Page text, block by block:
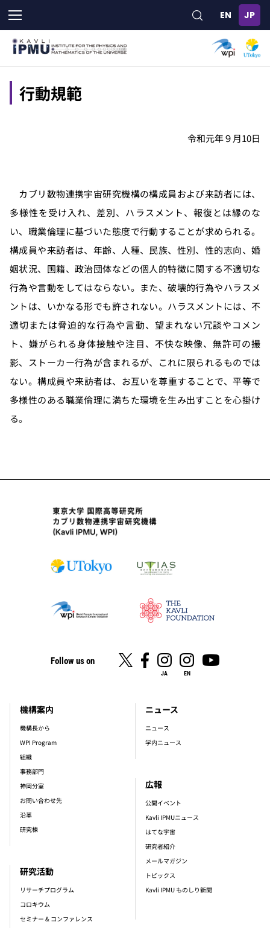
メ
イ
ン
行動規範
令和元年９月10日
カブリ数物連携宇宙研究機構の構成員および来訪者には、
多様性を受け入れ、差別、ハラスメント、報復とは縁のな
い、職業倫理に基づいた態度で行動することが求められる。
構成員や来訪者は、年齢、人種、民族、性別、性的志向、婚
姻状況、国籍、政治団体などの個人的特徴に関する不適切な
行為や言動をしてはならない。また、破壊的行為やハラスメ
ントは、いかなる形でも許されない。ハラスメントには、不
適切または脅迫的な行為や言動、望まれない冗談やコメン
ト、嫌がられる身体接触や注目、不快な映像、無許可の撮
影、ストーカー行為が含まれるが、これに限られるものでは
ない。構成員や来訪者は、お互いを尊重することで、平等で
多様性のある職業倫理に満ちた環境を生み出すことを心掛け
る。
Follow us on
JA EN
footer_main_menu
機構案内
機構長から
WPI Program
組織
事務部門
神岡分室
お問い合わせ先
沿革
研究棟
研究活動
リサーチプログラム
コロキウム
セミナー & コンファレンス
ニュース
ニュース
学内ニュース
広報
公開イベント
Kavli IPMUニュース
はてな宇宙
研究者紹介
メールマガジン
トピックス
Kavli IPMU ものしり新聞